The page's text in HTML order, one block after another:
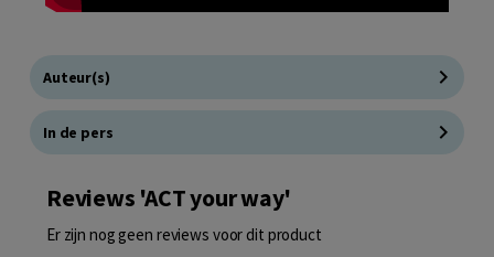
Auteur(s)
In de pers
Reviews 'ACT your way'
Er zijn nog geen reviews voor dit product